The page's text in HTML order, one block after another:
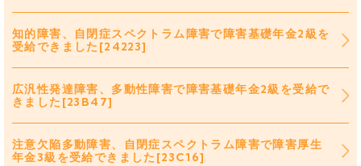
知的障害、自閉症スペクトラム障害で障害基礎年金2級を
受給できました[24223]
広汎性発達障害、多動性障害で障害基礎年金2級を受給で
きました[23B47]
注意欠陥多動障害、自閉症スペクトラム障害で障害厚生
年金3級を受給できました[23C16]